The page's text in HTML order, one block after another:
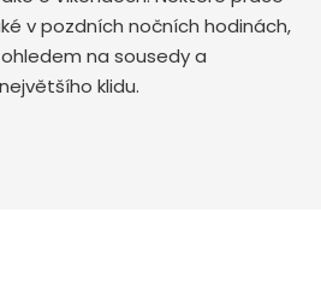
v pozdních nočních hodinách,
na sousedy a
klidu.